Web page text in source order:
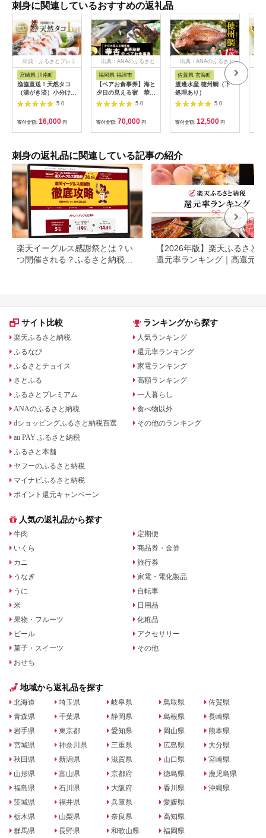
刺身に関連しているおすすめの返礼品
出典：ふるさとプレミ
宮崎県 川南町
漁協直送！天然タコ
（湯がき済）小分けで
1kg前後 【 たこ 蛸 海
産物 日向灘 地どれ 】
[C01709]
5.0
寄付金額: 16,000 円
出典：ANAのふるさと
福岡県 福津市
【ペアお食事券】海と
夕日の見える宿 華杏
(はなあんず)弥太楼
5.0
寄付金額: 70,000 円
出典：ANAのふるさと
納税
佐賀県 玄海町
渡邊水産 穂州鯛（下
処理あり）
5.0
寄付金額: 12,500 円
刺身の返礼品に関連している記事の紹介
楽天イーグルス感謝祭とは？い
つ開催される？ふるさと納税で
【2026年版】楽天ふるさと
還元率ランキング｜高還元率
サイト比較
楽天ふるさと納税
ふるなび
ふるさとチョイス
さとふる
ふるさとプレミアム
ANAのふるさと納税
dショッピングふるさと納税百選
au PAY ふるさと納税
ふるさと本舗
ヤフーのふるさと納税
マイナビふるさと納税
ポイント還元キャンペーン
ランキングから探す
人気ランキング
還元率ランキング
家電ランキング
高額ランキング
一人暮らし
食べ物以外
その他のランキング
人気の返礼品から探す
牛肉
いくら
カニ
うなぎ
うに
米
果物・フルーツ
ビール
菓子・スイーツ
おせち
定期便
商品券・金券
旅行券
家電・電化製品
自転車
日用品
化粧品
アクセサリー
その他
地域から返礼品を探す
北海道
青森県
岩手県
宮城県
秋田県
山形県
福島県
茨城県
栃木県
群馬県
埼玉県
千葉県
東京都
神奈川県
新潟県
富山県
石川県
福井県
山梨県
長野県
岐阜県
静岡県
愛知県
三重県
滋賀県
京都府
大阪府
兵庫県
奈良県
和歌山県
鳥取県
島根県
岡山県
広島県
山口県
徳島県
香川県
愛媛県
高知県
福岡県
佐賀県
長崎県
熊本県
大分県
宮崎県
鹿児島県
沖縄県